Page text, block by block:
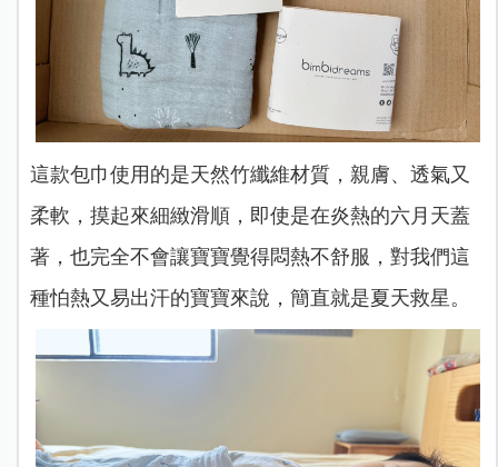
這款包巾使用的是天然竹纖維材質， 親膚、透氣又
柔軟，摸起來細緻滑順，即使是在炎熱的六月天蓋
著，也完全不會讓寶寶覺得悶熱不舒服，對我們這
種怕熱又易出汗的寶寶來說，簡直就是夏天救星。